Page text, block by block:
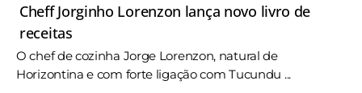
Cheff Jorginho Lorenzon lança novo livro de
receitas
O chef de cozinha Jorge Lorenzon, natural de
Horizontina e com forte ligação com Tucundu ...